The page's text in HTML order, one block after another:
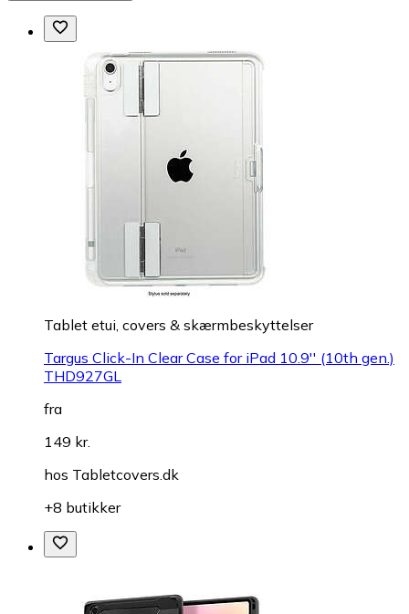
Tablet etui, covers & skærmbeskyttelser
Targus Click-In Clear Case for iPad 10.9'' (10th gen.)
THD927GL
fra
149 kr.
hos Tabletcovers.dk
+8 butikker